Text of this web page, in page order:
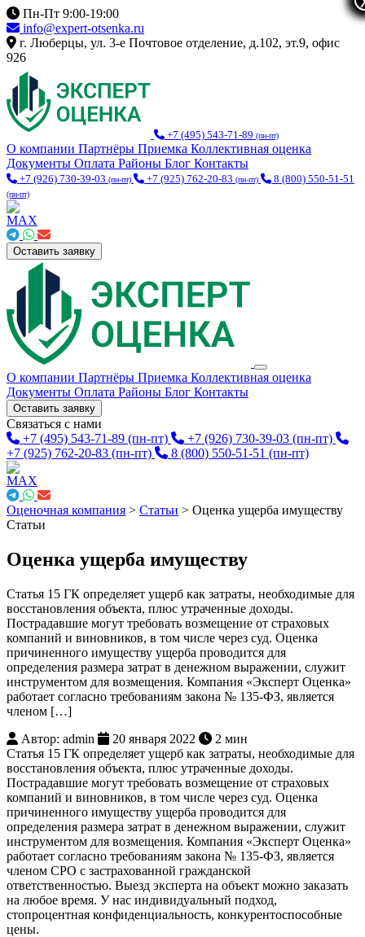
Пн-Пт 9:00-19:00
info@expert-otsenka.ru
г. Люберцы, ул. 3-е Почтовое отделение, д.102, эт.9, офис
926
+7 (495) 543-71-89 (пн-пт)
О компании Партнёры Приемка Коллективная оценка
Документы Оплата Районы Блог Контакты
+7 (926) 730-39-03 (пн-пт) +7 (925) 762-20-83 (пн-пт) 8 (800) 550-51-51
(пн-пт)
Оставить заявку
О компании Партнёры Приемка Коллективная оценка
Документы Оплата Районы Блог Контакты
Оставить заявку
Связаться с нами
+7 (495) 543-71-89 (пн-пт) +7 (926) 730-39-03 (пн-пт)
+7 (925) 762-20-83 (пн-пт) 8 (800) 550-51-51 (пн-пт)
Оценочная компания > Статьи > Оценка ущерба имуществу
Статьи
Оценка ущерба имуществу
Статья 15 ГК определяет ущерб как затраты, необходимые для
восстановления объекта, плюс утраченные доходы.
Пострадавшие могут требовать возмещение от страховых
компаний и виновников, в том числе через суд. Оценка
причиненного имуществу ущерба проводится для
определения размера затрат в денежном выражении, служит
инструментом для возмещения. Компания «Эксперт Оценка»
работает согласно требованиям закона № 135-ФЗ, является
членом […]
Автор: admin
20 января 2022
2 мин
Статья 15 ГК определяет ущерб как затраты, необходимые для
восстановления объекта, плюс утраченные доходы.
Пострадавшие могут требовать возмещение от страховых
компаний и виновников, в том числе через суд. Оценка
причиненного имуществу ущерба проводится для
определения размера затрат в денежном выражении, служит
инструментом для возмещения. Компания «Эксперт Оценка»
работает согласно требованиям закона № 135-ФЗ, является
членом СРО с застрахованной гражданской
ответственностью. Выезд эксперта на объект можно заказать
на любое время. У нас индивидуальный подход,
стопроцентная конфиденциальность, конкурентоспособные
цены.